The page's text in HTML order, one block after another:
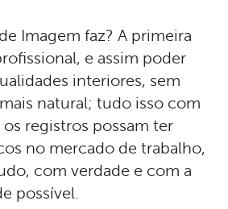
Imagem faz? A primeira
e assim poder
interiores, sem
natural; tudo isso com
registros possam ter
no mercado de trabalho,
com verdade e com a
possível.